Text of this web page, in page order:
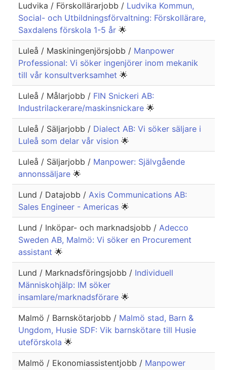
Ludvika / Förskollärarjobb / Ludvika Kommun,
Social- och Utbildningsförvaltning: Förskollärare,
Saxdalens förskola 1-5 år 🌟
Luleå / Maskiningenjörsjobb / Manpower
Professional: Vi söker ingenjörer inom mekanik
till vår konsultverksamhet 🌟
Luleå / Målarjobb / FIN Snickeri AB:
Industrilackerare/maskinsnickare 🌟
Luleå / Säljarjobb / Dialect AB: Vi söker säljare i
Luleå som delar vår vision 🌟
Luleå / Säljarjobb / Manpower: Självgående
annonssäljare 🌟
Lund / Datajobb / Axis Communications AB:
Sales Engineer - Americas 🌟
Lund / Inköpar- och marknadsjobb / Adecco
Sweden AB, Malmö: Vi söker en Procurement
assistant 🌟
Lund / Marknadsföringsjobb / Individuell
Människohjälp: IM söker
insamlare/marknadsförare 🌟
Malmö / Barnskötarjobb / Malmö stad, Barn &
Ungdom, Husie SDF: Vik barnskötare till Husie
uteförskola 🌟
Malmö / Ekonomiassistentjobb / Manpower